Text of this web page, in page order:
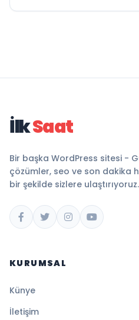
İlkSaat
Bir başka WordPress sitesi -
çözümler, seo ve son dakika
bir şekilde sizlere ulaştırıyoruz.
KURUMSAL
Künye
İletişim